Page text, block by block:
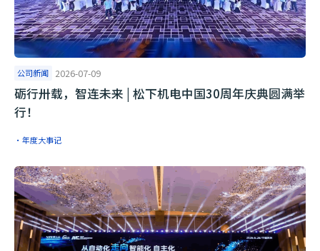
公司新闻 2026-07-09
砺行卅载，智连未来 | 松下机电中国30周年庆典圆满举
行！
·年度大事记